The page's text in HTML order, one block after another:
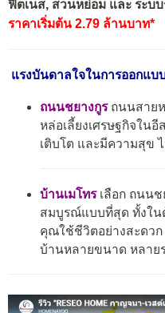
ฟิตเนส, สวนหย่อม และ ระบ
ราคาเริ่มต้น 2.79 ล้านบาท*
แรงบันดาลใจในการออกแบ
ถนนชยางกูรถนนสายห
หล่อเลี้ยงเศรษฐกิจในอี
เติบโต และมีความสุข
บ้านเมโทรเลือก ถนนช
สมบูรณ์แบบที่สุด ทั้งใน
คุณใช้ชีวิตอย่างสะดว
บ้านหลายขนาด หลาย